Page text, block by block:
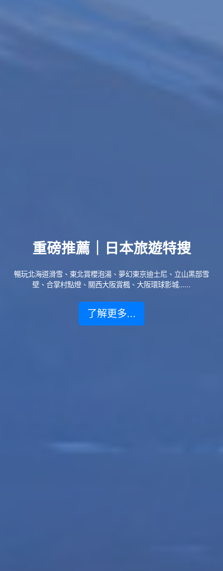
重磅推薦｜日本旅遊特搜
暢玩北海道滑雪、東北賞櫻泡湯、夢幻東京迪士尼、立山黑部雪
壁、合掌村點燈、關西大阪賞楓、大阪環球影城......
了解更多...